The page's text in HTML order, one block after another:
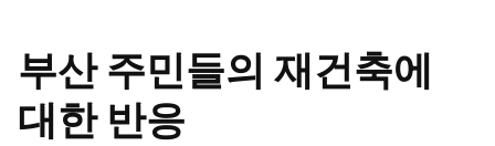
부산 주민들의 재건축에
대한 반응